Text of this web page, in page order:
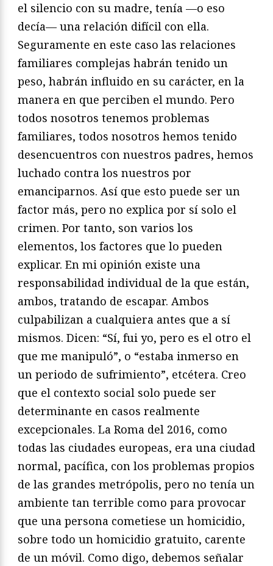
el silencio con su madre, tenía —o eso
decía— una relación difícil con ella.
Seguramente en este caso las relaciones
familiares complejas habrán tenido un
peso, habrán influido en su carácter, en la
manera en que perciben el mundo. Pero
todos nosotros tenemos problemas
familiares, todos nosotros hemos tenido
desencuentros con nuestros padres, hemos
luchado contra los nuestros por
emanciparnos. Así que esto puede ser un
factor más, pero no explica por sí solo el
crimen. Por tanto, son varios los
elementos, los factores que lo pueden
explicar. En mi opinión existe una
responsabilidad individual de la que están,
ambos, tratando de escapar. Ambos
culpabilizan a cualquiera antes que a sí
mismos. Dicen: “Sí, fui yo, pero es el otro el
que me manipuló”, o “estaba inmerso en
un periodo de sufrimiento”, etcétera. Creo
que el contexto social solo puede ser
determinante en casos realmente
excepcionales. La Roma del 2016, como
todas las ciudades europeas, era una ciudad
normal, pacífica, con los problemas propios
de las grandes metrópolis, pero no tenía un
ambiente tan terrible como para provocar
que una persona cometiese un homicidio,
sobre todo un homicidio gratuito, carente
de un móvil. Como digo, debemos señalar